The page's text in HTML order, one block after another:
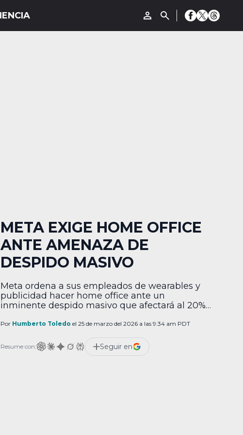
META EXIGE HOME OFFICE
ANTE AMENAZA DE
DESPIDO MASIVO
Meta ordena a sus empleados de wearables y
publicidad hacer home office ante un
inminente despido masivo que afectará al 20%
Por Humberto Toledo el 25 de marzo del 2026 a las 9:34 am PDT
Resume con: Seguir en